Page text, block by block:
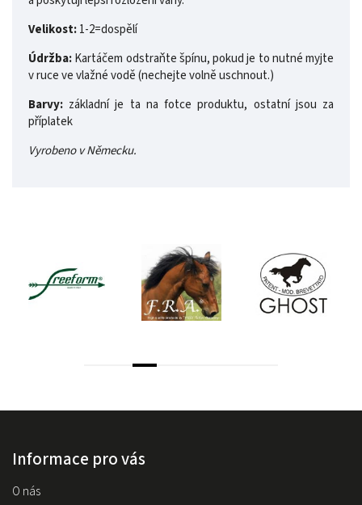
Velikost:1-2=dospělí
Údržba:Kartáčem odstraňte špínu, pokud je to nutné myjte
v ruce ve vlažné vodě (nechejte volně uschnout.)
Barvy: základní je ta na fotce produktu, ostatní jsou za
příplatek
Vyrobeno v Německu.
Informace pro vás
O nás